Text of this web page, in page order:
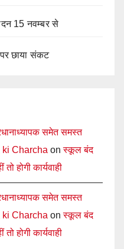
15 नवम्बर से
छाया संकट
समेत समस्त
ki Charcha onस्कूल बंद
होगी कार्यवाही
समेत समस्त
ki Charcha onस्कूल बंद
होगी कार्यवाही